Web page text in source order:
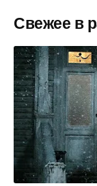
Свежее в